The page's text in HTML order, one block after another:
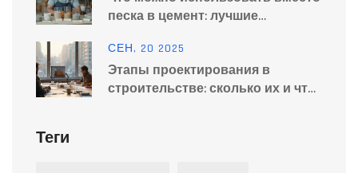
песка в цемент: лучшие
СЕН, 20 2025
Этапы проектирования в
строительстве: сколько их и что
Теги